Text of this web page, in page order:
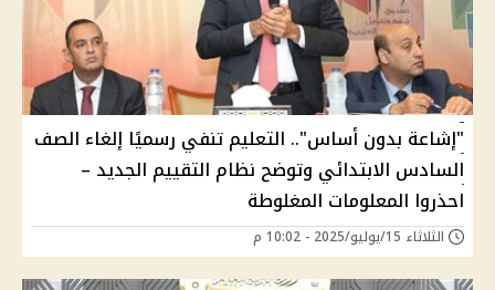
"إشاعة بدون أساس".. التعليم تنفي رسميًا إلغاء الصف
السادس الابتدائي وتوضح نظام التقييم الجديد –
احذروا المعلومات المغلوطة
الثلاثاء 15/يوليو/2025 - 10:02 م